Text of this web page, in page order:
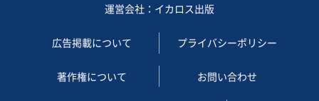
運営会社：イカロス出版
広告掲載について プライバシーポリシー
著作権について お問い合わせ